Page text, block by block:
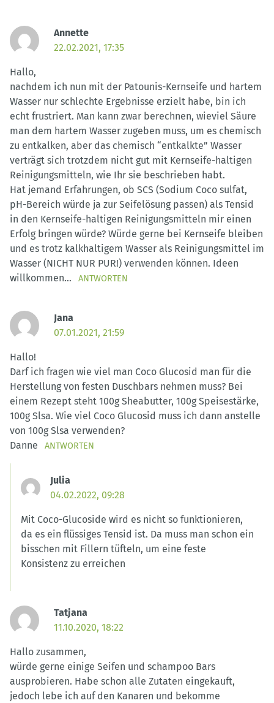
Annette
22.02.2021, 17:35
Hallo,
nachdem ich nun mit der Patounis-Kernseife und hartem
Wasser nur schlechte Ergebnisse erzielt habe, bin ich
echt frustriert. Man kann zwar berechnen, wieviel Säure
man dem hartem Wasser zugeben muss, um es chemisch
zu entkalken, aber das chemisch “entkalkte” Wasser
verträgt sich trotzdem nicht gut mit Kernseife-haltigen
Reinigungsmitteln, wie Ihr sie beschrieben habt.
Hat jemand Erfahrungen, ob SCS (Sodium Coco sulfat,
pH-Bereich würde ja zur Seifelösung passen) als Tensid
in den Kernseife-haltigen Reinigungsmitteln mir einen
Erfolg bringen würde? Würde gerne bei Kernseife bleiben
und es trotz kalkhaltigem Wasser als Reinigungsmittel im
Wasser (NICHT NUR PUR!) verwenden können. Ideen
willkommen…
ANTWORTEN
Jana
07.01.2021, 21:59
Hallo!
Darf ich fragen wie viel man Coco Glucosid man für die
Herstellung von festen Duschbars nehmen muss? Bei
einem Rezept steht 100g Sheabutter, 100g Speisestärke,
100g Slsa. Wie viel Coco Glucosid muss ich dann anstelle
von 100g Slsa verwenden?
Danne
ANTWORTEN
Julia
04.02.2022, 09:28
Mit Coco-Glucoside wird es nicht so funktionieren,
da es ein flüssiges Tensid ist. Da muss man schon ein
bisschen mit Fillern tüfteln, um eine feste
Konsistenz zu erreichen
Tatjana
11.10.2020, 18:22
Hallo zusammen,
würde gerne einige Seifen und schampoo Bars
ausprobieren. Habe schon alle Zutaten eingekauft,
jedoch lebe ich auf den Kanaren und bekomme